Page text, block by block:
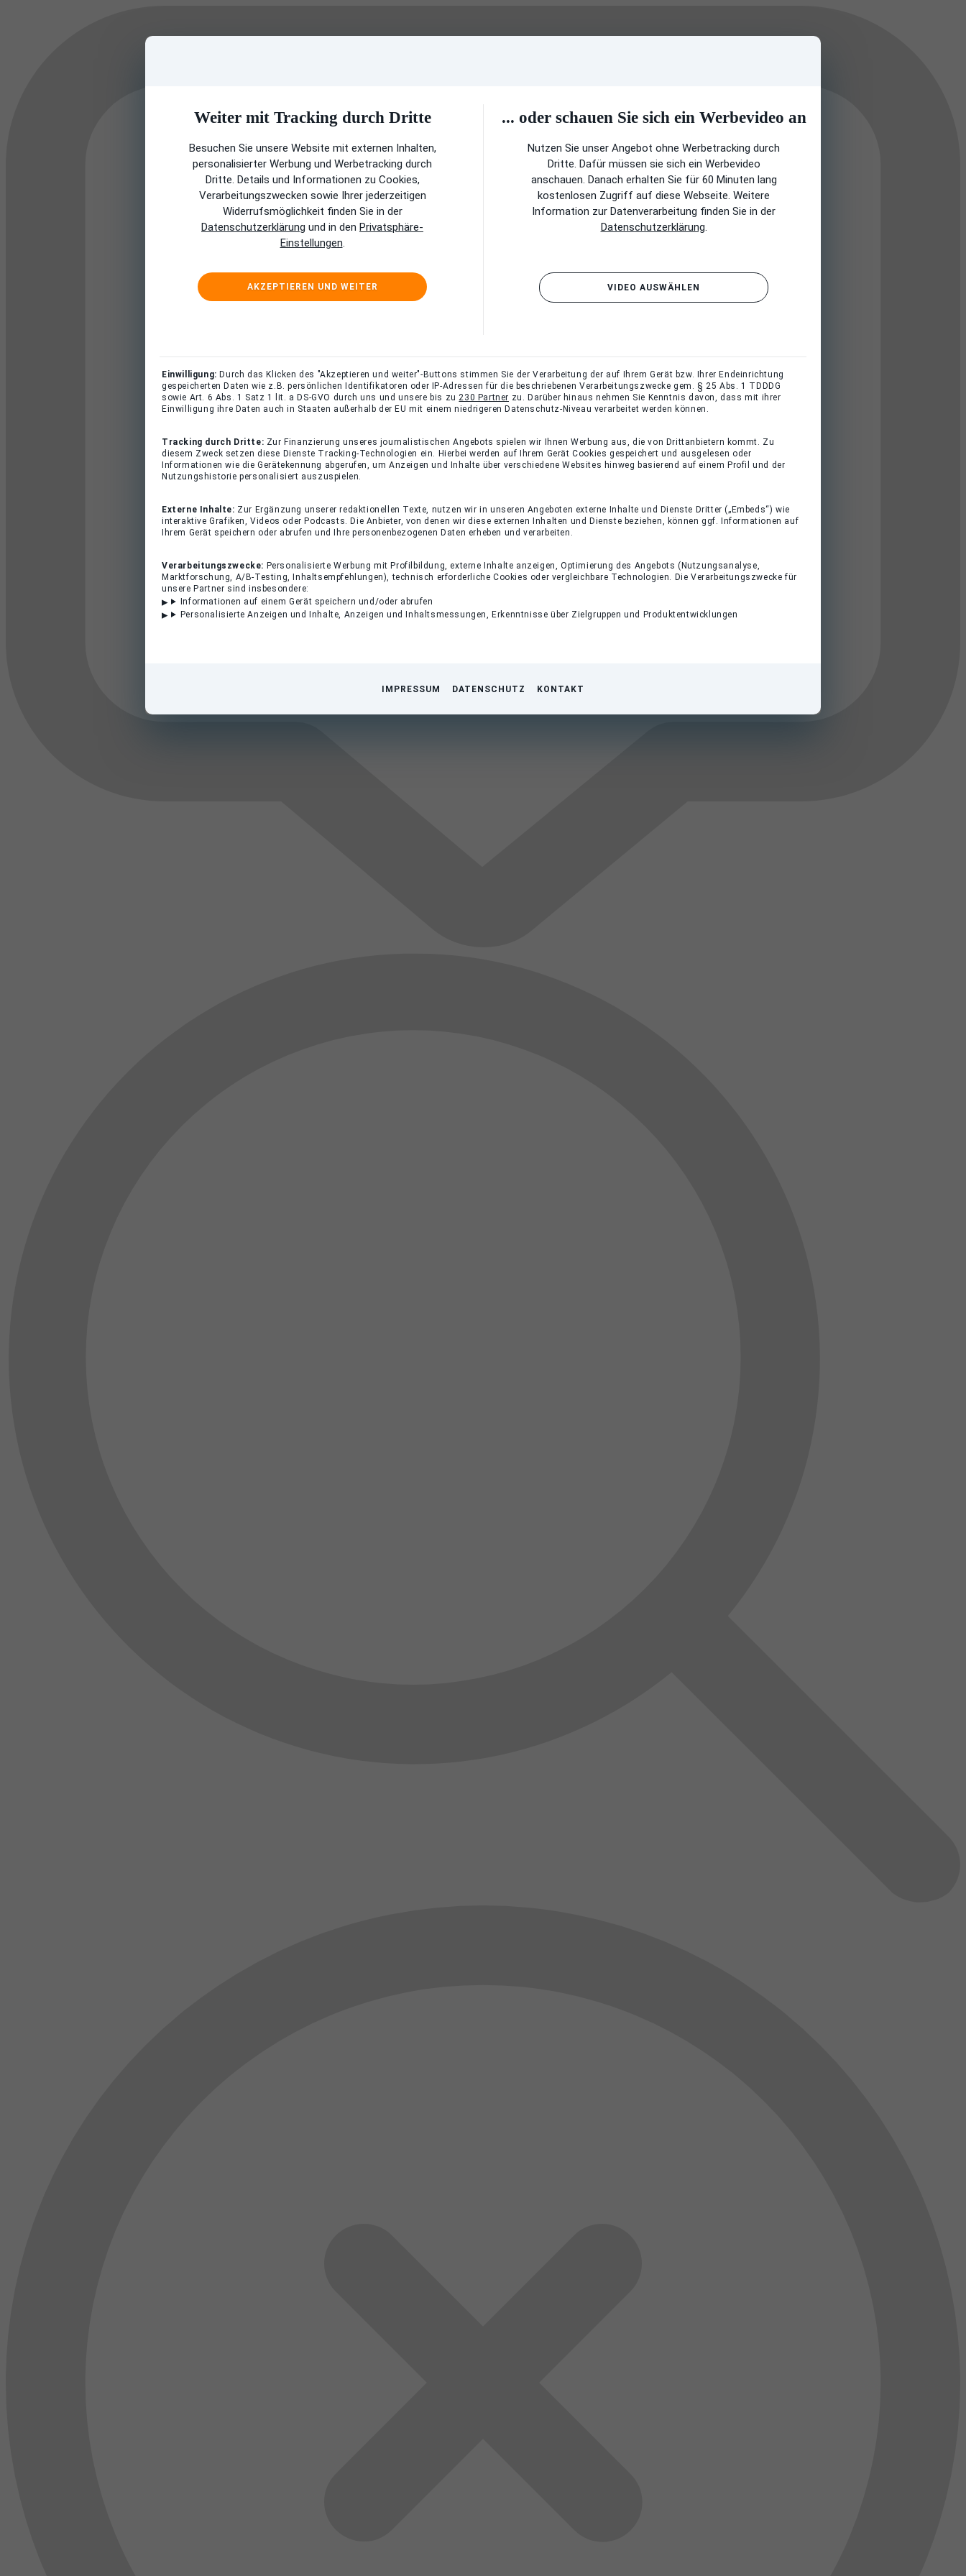
Weiter mit Tracking durch Dritte
Besuchen Sie unsere Website mit externen Inhalten,
personalisierter Werbung und Werbetracking durch
Dritte. Details und Informationen zu Cookies,
Verarbeitungszwecken sowie Ihrer jederzeitigen
Widerrufsmöglichkeit finden Sie in der
Datenschutzerklärung und in den Privatsphäre-
Einstellungen.
AKZEPTIEREN UND WEITER
... oder schauen Sie sich ein Werbevideo an
Nutzen Sie unser Angebot ohne Werbetracking durch
Dritte. Dafür müssen sie sich ein Werbevideo
anschauen. Danach erhalten Sie für 60 Minuten lang
kostenlosen Zugriff auf diese Webseite. Weitere
Information zur Datenverarbeitung finden Sie in der
Datenschutzerklärung.
VIDEO AUSWÄHLEN
Einwilligung: Durch das Klicken des "Akzeptieren und weiter"-Buttons stimmen Sie der Verarbeitung der auf Ihrem Gerät bzw. Ihrer Endeinrichtung
gespeicherten Daten wie z.B. persönlichen Identifikatoren oder IP-Adressen für die beschriebenen Verarbeitungszwecke gem. § 25 Abs. 1 TDDDG
sowie Art. 6 Abs. 1 Satz 1 lit. a DS-GVO durch uns und unsere bis zu230 Partner zu. Darüber hinaus nehmen Sie Kenntnis davon, dass mit ihrer
Einwilligung ihre Daten auch in Staaten außerhalb der EU mit einem niedrigeren Datenschutz-Niveau verarbeitet werden können.
Tracking durch Dritte: Zur Finanzierung unseres journalistischen Angebots spielen wir Ihnen Werbung aus, die von Drittanbietern kommt. Zu
diesem Zweck setzen diese Dienste Tracking-Technologien ein. Hierbei werden auf Ihrem Gerät Cookies gespeichert und ausgelesen oder
Informationen wie die Gerätekennung abgerufen, um Anzeigen und Inhalte über verschiedene Websites hinweg basierend auf einem Profil und der
Nutzungshistorie personalisiert auszuspielen.
Externe Inhalte: Zur Ergänzung unserer redaktionellen Texte, nutzen wir in unseren Angeboten externe Inhalte und Dienste Dritter („Embeds“) wie
interaktive Grafiken, Videos oder Podcasts. Die Anbieter, von denen wir diese externen Inhalten und Dienste beziehen, können ggf. Informationen auf
Ihrem Gerät speichern oder abrufen und Ihre personenbezogenen Daten erheben und verarbeiten.
Verarbeitungszwecke: Personalisierte Werbung mit Profilbildung, externe Inhalte anzeigen, Optimierung des Angebots (Nutzungsanalyse,
Marktforschung, A/B-Testing, Inhaltsempfehlungen), technisch erforderliche Cookies oder vergleichbare Technologien. Die Verarbeitungszwecke für
unsere Partner sind insbesondere:
Informationen auf einem Gerät speichern und/oder abrufen
Personalisierte Anzeigen und Inhalte, Anzeigen und Inhaltsmessungen, Erkenntnisse über Zielgruppen und Produktentwicklungen
IMPRESSUM DATENSCHUTZ KONTAKT